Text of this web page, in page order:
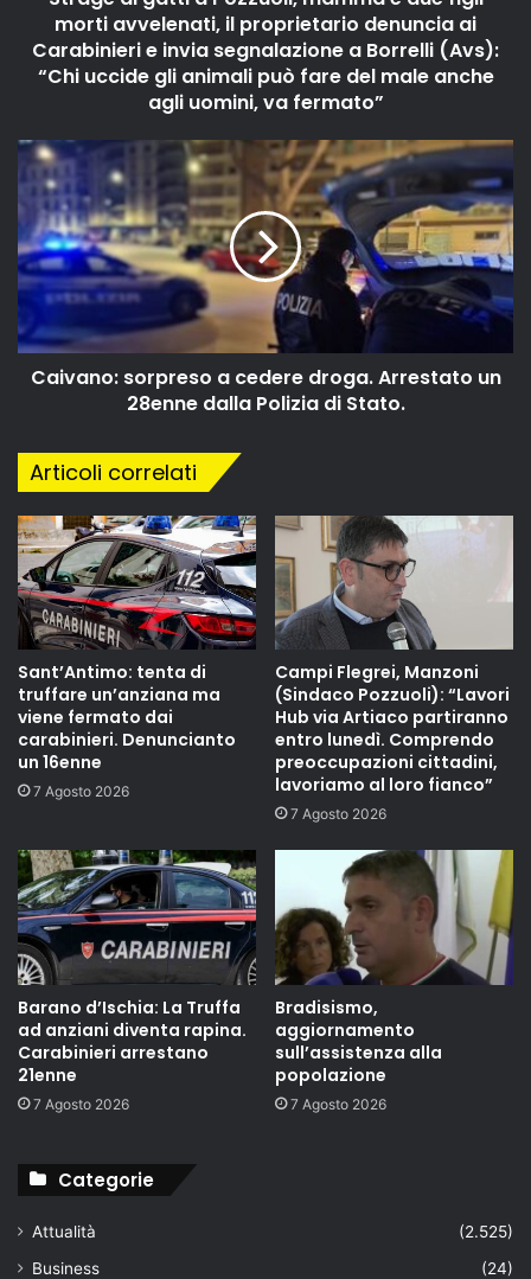
morti avvelenati, il proprietario denuncia ai
Carabinieri e invia segnalazione a Borrelli (Avs):
“Chi uccide gli animali può fare del male anche
agli uomini, va fermato”
Caivano: sorpreso a cedere droga. Arrestato un
28enne dalla Polizia di Stato.
Articoli correlati
Sant’Antimo: tenta di
truffare un’anziana ma
viene fermato dai
carabinieri. Denuncianto
un 16enne
7 Agosto 2026
Campi Flegrei, Manzoni
(Sindaco Pozzuoli): “Lavori
Hub via Artiaco partiranno
entro lunedì. Comprendo
preoccupazioni cittadini,
lavoriamo al loro fianco”
7 Agosto 2026
Barano d’Ischia: La Truffa
ad anziani diventa rapina.
Carabinieri arrestano
21enne
7 Agosto 2026
Bradisismo,
aggiornamento
sull’assistenza alla
popolazione
7 Agosto 2026
Categorie
Attualità
(2.525)
Business
(24)